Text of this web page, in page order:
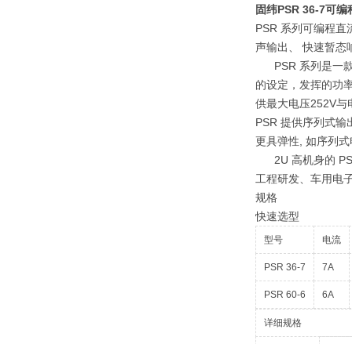
固纬PSR 36-7可编
PSR 系列可编程
声输出、 快速暂态
PSR 系列是一款
的设定，发挥的功
供最大电压252V与
PSR 提供序列式输
更具弹性, 如序列
2U 高机身的
工程研发、车用电
规格
快速选型
型号 电流
PSR 36-7 7A
PSR 60-6 6A
详细规格